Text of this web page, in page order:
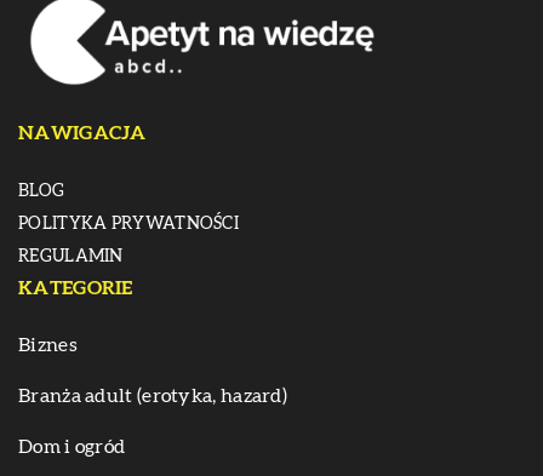
NAWIGACJA
BLOG
POLITYKA PRYWATNOŚCI
REGULAMIN
KATEGORIE
Biznes
Branża adult (erotyka, hazard)
Dom i ogród